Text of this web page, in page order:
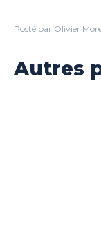
Posté par Olivier
Autres